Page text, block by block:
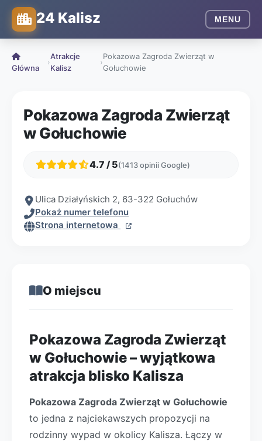
24 Kalisz MENU
Główna
›
Atrakcje
Kalisz
›
Pokazowa Zagroda Zwierząt w
Gołuchowie
Pokazowa Zagroda Zwierząt
w Gołuchowie
4.7 / 5(1413 opinii Google)
Ulica Działyńskich 2, 63-322 Gołuchów
Pokaż numer telefonu
Strona internetowa
O miejscu
Pokazowa Zagroda Zwierząt
w Gołuchowie – wyjątkowa
atrakcja blisko Kalisza
Pokazowa Zagroda Zwierząt w Gołuchowie
to jedna z najciekawszych propozycji na
rodzinny wypad w okolicy Kalisza. Łączy w